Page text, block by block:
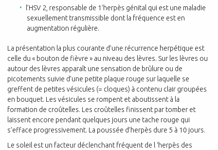
l’HSV 2, responsable de 1’herpès génital qui est une maladie
sexuellement transmissible dont la fréquence est en
augmentation régulière.
La présentation la plus courante d’une récurrence herpétique est
celle du « bouton de fièvre » au niveau des lèvres. Sur les lèvres ou
autour des lèvres apparaît une sensation de brûlure ou de
picotements suivie d’une petite plaque rouge sur laquelle se
greffent de petites vésicules (= cloques) à contenu clair groupées
en bouquet. Les vésicules se rompent et aboutissent à la
formation de croûtelles. Les croûtelles finissent par tomber et
laissent encore pendant quelques jours une tache rouge qui
s’efface progressivement. La poussée d’herpès dure 5 à 10 jours.
Le soleil est un facteur déclenchant fréquent de l ‘herpès des